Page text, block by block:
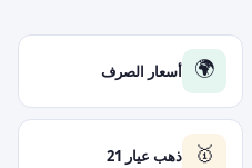
🌍 أسعار الصرف
🥇 ذهب عيار 21